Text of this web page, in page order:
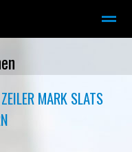
MARK SLATS